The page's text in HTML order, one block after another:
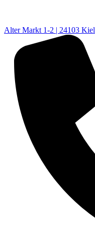
Alter Markt 1-2 | 24103 Kiel